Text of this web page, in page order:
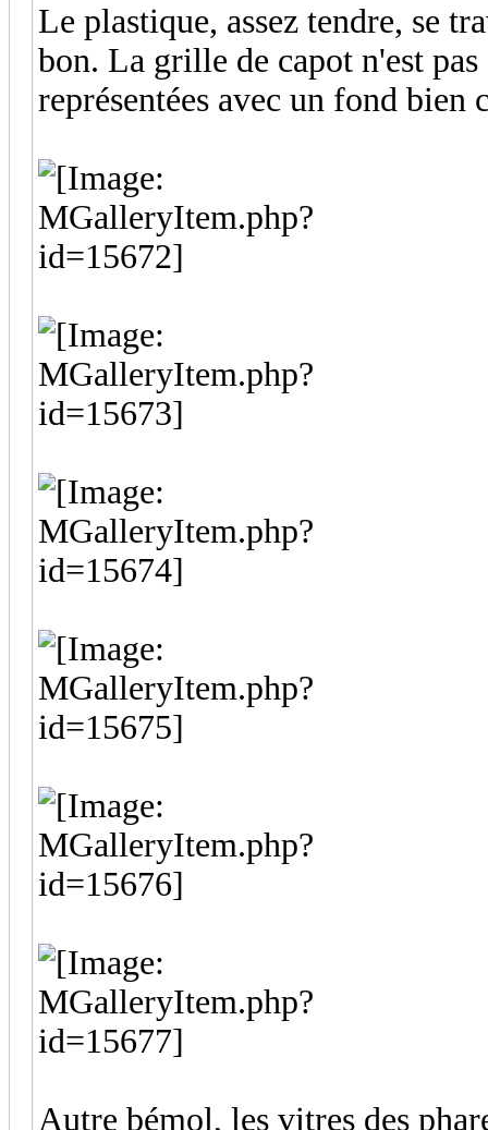
Le plastique, assez tendre, se
bon. La grille de capot n'est
représentées avec un fond bien
Autre bémol, les vitres des